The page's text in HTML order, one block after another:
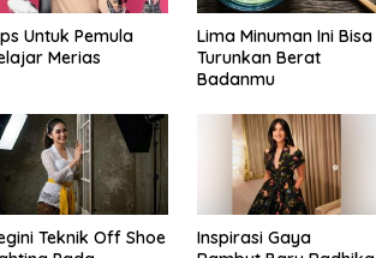
Untuk Pemula
Merias
Lima Minuman Ini Bisa
Turunkan Berat
Badanmu
Teknik Off Shoe
Inspirasi Gaya